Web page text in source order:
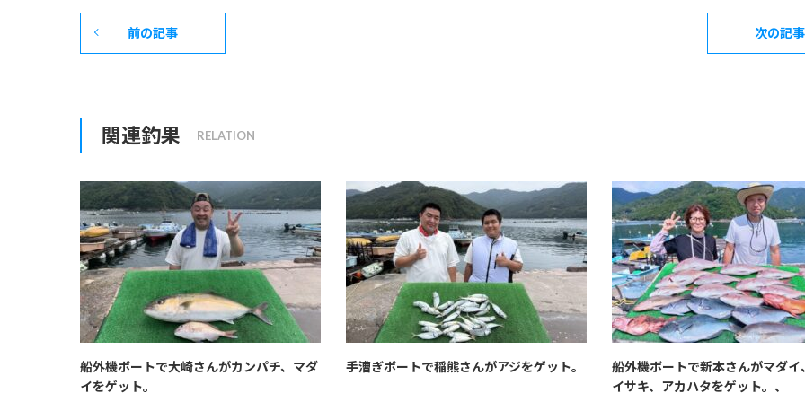
前の記事 次の記事
関連釣果
船外機ボートで大崎さんがカンパチ、マダ
イをゲット。
手漕ぎボートで稲熊さんがアジをゲット。
船外機ボートで新本さんがマダイ
イサキ、アカハタをゲット。、